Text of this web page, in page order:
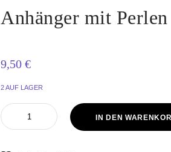
Anhänger mit
9,50 €
2 AUF LAGER
IN DEN